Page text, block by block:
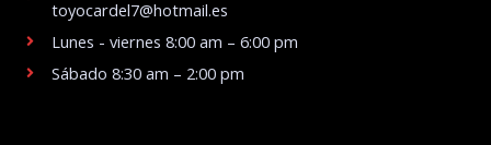
toyocardel7@hotmail.es
Lunes - viernes 8:00 am – 6:00 pm
Sábado 8:30 am – 2:00 pm